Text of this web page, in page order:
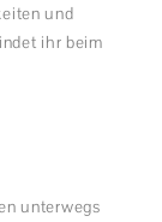
und
ihr beim
unterwegs